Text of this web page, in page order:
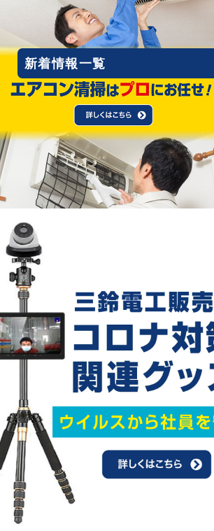
社員募集!!
2020.12.01
ホームページリニューアル!!
新着情報一覧
Recommend
おすすめ情報
高機能ガラスコーティング